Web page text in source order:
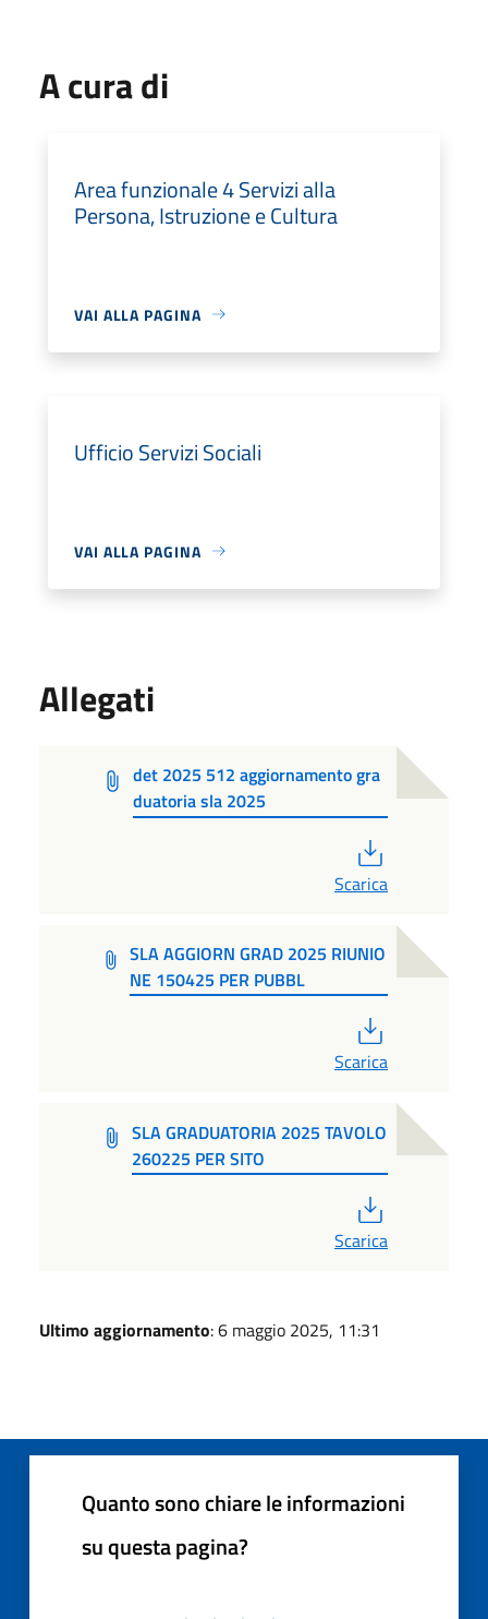
A cura di
Area funzionale 4 Servizi alla
Persona, Istruzione e Cultura
VAI ALLA PAGINA
Ufficio Servizi Sociali
VAI ALLA PAGINA
Allegati
det 2025 512 aggiornamento gra
duatoria sla 2025
Scarica
SLA AGGIORN GRAD 2025 RIUNIO
NE 150425 PER PUBBL
Scarica
SLA GRADUATORIA 2025 TAVOLO
260225 PER SITO
Scarica
Ultimo aggiornamento: 6 maggio 2025, 11:31
Quanto sono chiare le informazioni
su questa pagina?